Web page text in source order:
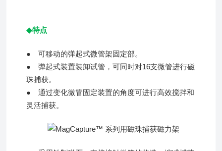
◆特点
● 可移动的弹起式微管架固定部。
● 弹起式装置装卸试管，可同时对16支微管进行磁
珠捕获。
● 通过变化微管固定装置的角度可进行高效搅拌和
灵活捕获。